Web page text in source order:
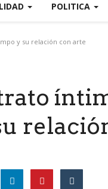
POLITICA
y su relación con arte